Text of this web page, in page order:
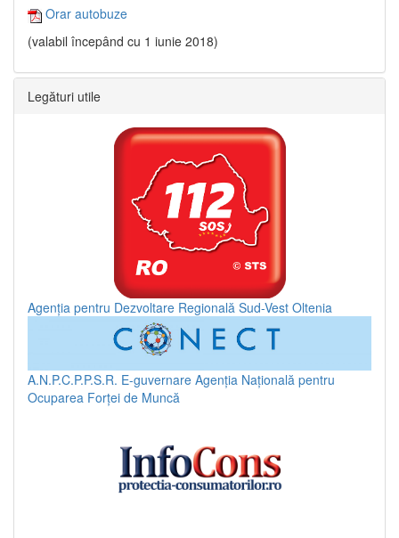
Orar autobuze
(valabil începând cu 1 iunie 2018)
Legături utile
Agenția pentru Dezvoltare Regională Sud-Vest Oltenia
A.N.P.C.P.P.S.R. E-guvernare Agenția Națională pentru
Ocuparea Forței de Muncă